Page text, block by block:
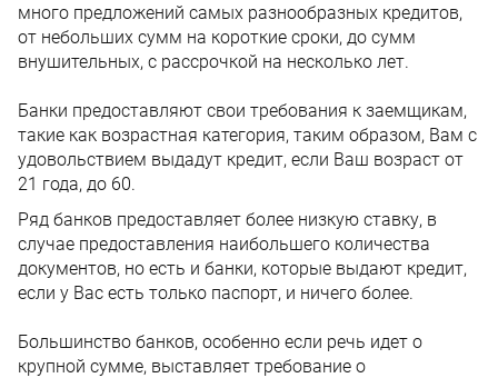
много предложений самых разнообразных кредитов,
от небольших сумм на короткие сроки, до сумм
внушительных, с рассрочкой на несколько лет.
Банки предоставляют свои требования к заемщикам,
такие как возрастная категория, таким образом, Вам с
удовольствием выдадут кредит, если Ваш возраст от
21 года, до 60.
Ряд банков предоставляет более низкую ставку, в
случае предоставления наибольшего количества
документов, но есть и банки, которые выдают кредит,
если у Вас есть только паспорт, и ничего более.
Большинство банков, особенно если речь идет о
крупной сумме, выставляет требование о